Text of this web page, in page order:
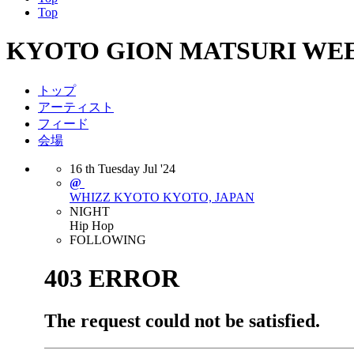
Top
KYOTO GION MATSURI
トップ
アーティスト
フィード
会場
16 th Tuesday Jul '24
@
WHIZZ KYOTO KYOTO, JAPAN
NIGHT
Hip Hop
FOLLOWING